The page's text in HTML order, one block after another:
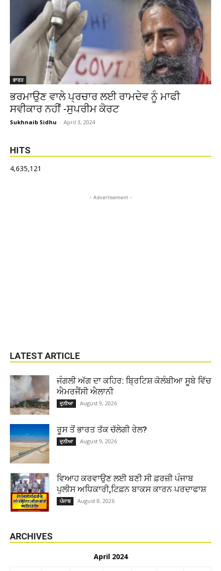
ਭਾਰਤ
ਭਰਮਾਉਣ ਵਾਲੇ ਪ੍ਰਚਾਰ ਲਈ ਰਾਮਦੇਵ ਨੂੰ ਮਾਫੀ
ਸਵੀਕਾਰ ਨਹੀਂ -ਸੁਪਰੀਮ ਕੋਰਟ
Sukhnaib Sidhu - April 3, 2024
HITS
4,635,121
- Advertisement -
LATEST ARTICLE
ਜੰਗਲੀ ਅੱਗ ਦਾ ਕਹਿਰ: ਬ੍ਰਿਟਿਸ਼ ਕੋਲੰਬੀਆ ਸੂਬੇ ਵਿੱਚ
ਐਮਰਜੈਂਸੀ ਐਲਾਨੀ
ਦੁਨੀਆ August 9, 2026
ਰੂਸ ਤੋਂ ਭਾਰਤ ਤੱਕ ਚੱਲੇਗੀ ਰੇਲ?
ਦੁਨੀਆ August 9, 2026
ਵਿਆਹ ਕਰਵਾਉਣ ਲਈ ਬਣੀ ਸੀ ਫ਼ਰਜ਼ੀ ਪੰਜਾਬ
ਪੁਲੀਸ ਅਧਿਕਾਰੀ,ਟਿਫ਼ਨ ਬਾਕਸ ਕਾਰਨ ਪਰਦਾਫਾਸ਼
ਪੰਜਾਬ August 8, 2026
ARCHIVES
April 2024